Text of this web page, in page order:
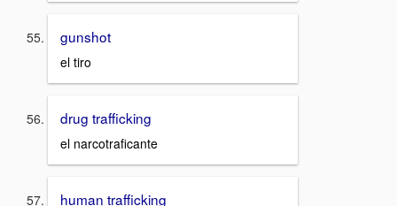
gunshot
el tiro
drug trafficking
el narcotraficante
human trafficking